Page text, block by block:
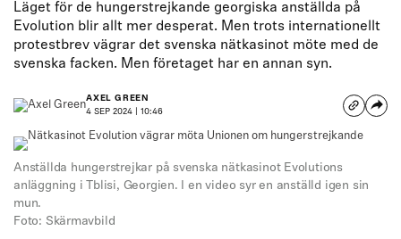
Läget för de hungerstrejkande georgiska anställda på
Evolution blir allt mer desperat. Men trots internationellt
protestbrev vägrar det svenska nätkasinot möte med de
svenska facken. Men företaget har en annan syn.
AXEL GREEN
4 SEP 2024 | 10:46
Anställda hungerstrejkar på svenska nätkasinot Evolutions
anläggning i Tblisi, Georgien. I en video syr en anställd igen sin
mun.
Foto: Skärmavbild